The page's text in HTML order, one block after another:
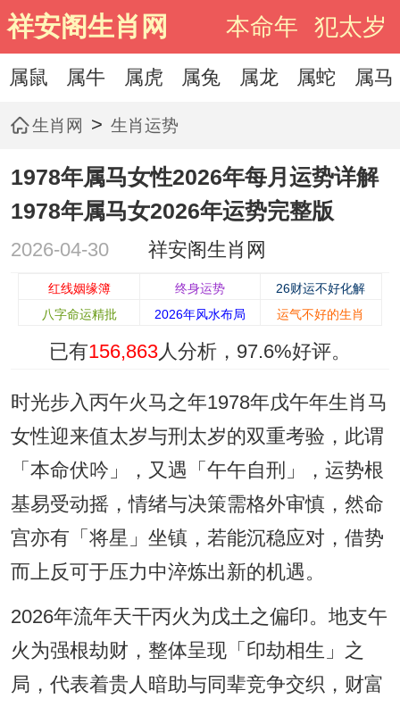
祥安阁生肖网 本命年 犯太岁
属鼠 属牛 属虎 属兔 属龙 属蛇 属马
生肖网 > 生肖运势
1978年属马女性2026年每月运势详解
1978年属马女2026年运势完整版
2026-04-30 祥安阁生肖网
红线姻缘簿 终身运势
26财运不好化解
八字命运精批
2026年风水布局 运气不好的生肖
已有156,863人分析， 97.6%好评。
时光步入丙午火马之年1978年戊午年生肖马
女性迎来值太岁与刑太岁的双重考验，此谓
「本命伏吟」，又遇「午午自刑」，运势根
基易受动摇，情绪与决策需格外审慎，然命
宫亦有「将星」坐镇，若能沉稳应对，借势
而上反可于压力中淬炼出新的机遇。
2026年流年天干丙火为戊土之偏印。地支午
火为强根劫财，整体呈现「印劫相生」之
局，代表着贵人暗助与同辈竞争交织，财富